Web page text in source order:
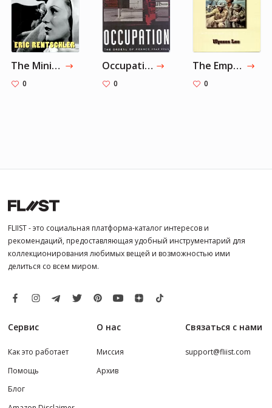
The Ministry of Illusion
0
Occupation: The Ordeal of France
0
The Employment of Negro Troops
0
FLIIST - это социальная платформа-каталог интересов и
рекомендаций, предоставляющая удобный инструментарий для
коллекционирования любимых вещей и возможностью ими
делиться со всем миром.
Сервис
Как это работает
Помощь
Блог
О нас
Миссия
Архив
Связаться с нами
support@fliist.com